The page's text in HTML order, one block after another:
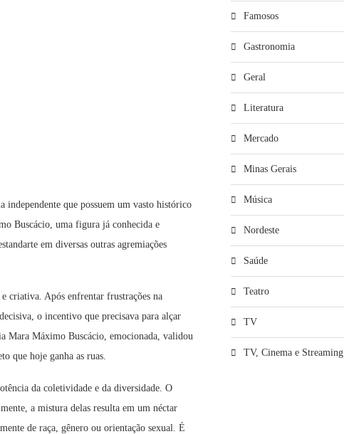
que possuem um vasto histórico
Buscácio, uma figura já conhecida e
em diversas outras agremiações
criativa. Após enfrentar frustrações na
o incentivo que precisava para alçar
Mara Máximo Buscácio, emocionada, validou
que hoje ganha as ruas.
da coletividade e da diversidade. O
a mistura delas resulta em um néctar
de raça, gênero ou orientação sexual. É
Famosos
Gastronomia
Geral
Literatura
Mercado
Minas Gerais
Música
Nordeste
Saúde
Teatro
TV
TV, Cinema e Streaming